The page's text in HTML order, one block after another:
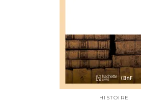
HISTOIRE